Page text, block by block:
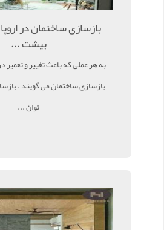
بازسازی ساختمان در
بیشت ...
به هر عملی که باعث تغییر و تعمیر
بازسازی ساختمان می گویند .
توان ...